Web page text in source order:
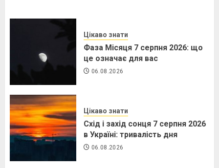
Цікаво знати
Фаза Місяця 7 серпня 2026: що
це означає для вас
06.08.2026
Цікаво знати
Схід і захід сонця 7 серпня 2026
в Україні: тривалість дня
06.08.2026